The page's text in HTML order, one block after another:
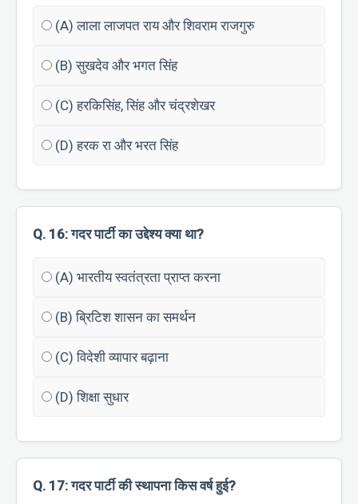
(A) लाला लाजपत राय और शिवराम राजगुरु
(B) सुखदेव और भगत सिंह
(C) हरकिसिंह, सिंह और चंद्रशेखर
(D) हरक रा और भरत सिंह
Q. 16: गदर पार्टी का उद्देश्य क्या था?
(A) भारतीय स्वतंत्रता प्राप्त करना
(B) ब्रिटिश शासन का समर्थन
(C) विदेशी व्यापार बढ़ाना
(D) शिक्षा सुधार
Q. 17: गदर पार्टी की स्थापना किस वर्ष हुई?